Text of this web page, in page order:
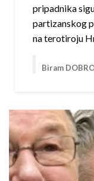
pripadnika
partizanskog
na terotiroju
Biram